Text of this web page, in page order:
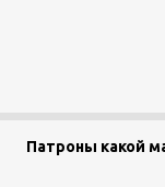
Патроны какой